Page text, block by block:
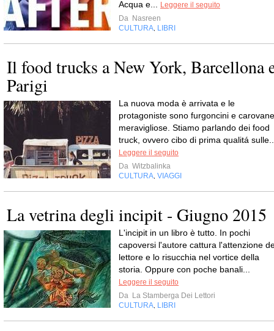
Acqua e...
Leggere il seguito
Da Nasreen
CULTURA LIBRI
Il food trucks a New York, Barcellona
Parigi
La nuova moda è arrivata e le
protagoniste sono furgoncini e carovane
meravigliose. Stiamo parlando dei food
truck, ovvero cibo di prima qualitá
Leggere il seguito
Da Witzbalinka
CULTURA VIAGGI
La vetrina degli incipit - Giugno 2015
L'incipit in un libro è tutto. In pochi
capoversi l'autore cattura l'attenzione
lettore e lo risucchia nel vortice della
storia. Oppure con poche banali...
Leggere il seguito
Da La Stamberga Dei Lettori
CULTURA LIBRI